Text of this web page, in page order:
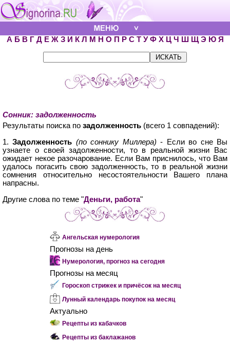
А Б В Г Д Е Ж З И К Л М Н О П Р С Т У Ф Х Ц Ч Ш Щ Э Ю Я
Сонник: задолженность
Результаты поиска по задолженность (всего 1 совпадений):
1.Задолженность (по соннику Миллера) - Если во сне Вы
узнаете о своей задолженности, то в реальной жизни Вас
ожидает некое разочарование. Если Вам приснилось, что Вам
удалось погасить свою задолженность, то в реальной жизни
сомнения относительно несостоятельности Вашего плана
напрасны.
Другие слова по теме "Деньги, работа"
Ангельская нумерология
Прогнозы на день
Нумерология, прогноз на сегодня
Прогнозы на месяц
Гороскоп стрижек и причёсок на месяц
Лунный календарь покупок на месяц
Актуально
Рецепты из кабачков
Рецепты из баклажанов